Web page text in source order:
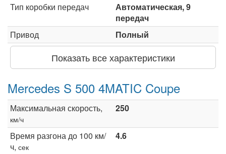
Тип коробки передач
Автоматическая, 9
передач
Привод
Полный
Показать все характеристики
Mercedes S 500 4MATIC Coupe
Максимальная скорость,
км/ч
250
Время разгона до 100 км/
ч, сек
4.6